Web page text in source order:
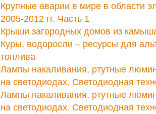
Крупные аварии в мире в области
2005-2012 гг. Часть 1
Крыши загородных домов из
Куры, водоросли – ресурсы для
топлива
Лампы накаливания, ртутные
на светодиодах. Светодиодная
Лампы накаливания, ртутные
на светодиодах. Светодиодная